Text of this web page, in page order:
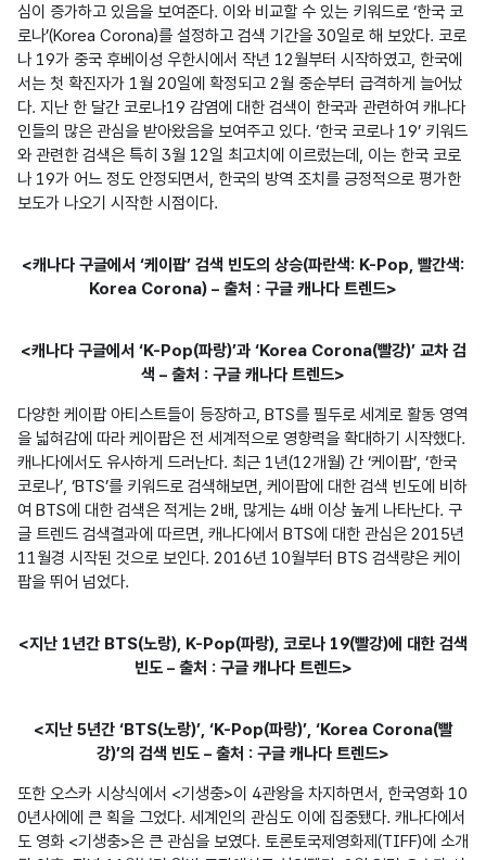
심이 증가하고 있음을 보여준다. 이와 비교할 수 있는 키워드로 ‘한국 코
로나’(Korea Corona)를 설정하고 검색 기간을 30일로 해 보았다. 코로
나 19가 중국 후베이성 우한시에서 작년 12월부터 시작하였고, 한국에
서는 첫 확진자가 1월 20일에 확정되고 2월 중순부터 급격하게 늘어났
다. 지난 한 달간 코로나19 감염에 대한 검색이 한국과 관련하여 캐나다
인들의 많은 관심을 받아왔음을 보여주고 있다. ‘한국 코로나 19’ 키워드
와 관련한 검색은 특히 3월 12일 최고치에 이르렀는데, 이는 한국 코로
나 19가 어느 정도 안정되면서, 한국의 방역 조치를 긍정적으로 평가한
보도가 나오기 시작한 시점이다.
<캐나다 구글에서 ‘케이팝’ 검색 빈도의 상승(파란색: K-Pop, 빨간색:
Korea Corona) – 출처 : 구글 캐나다 트렌드>
<캐나다 구글에서 ‘K-Pop(파랑)’과 ‘Korea Corona(빨강)’ 교차 검
색 – 출처 : 구글 캐나다 트렌드>
다양한 케이팝 아티스트들이 등장하고, BTS를 필두로 세계로 활동 영역
을 넓혀감에 따라 케이팝은 전 세계적으로 영향력을 확대하기 시작했다.
캐나다에서도 유사하게 드러난다. 최근 1년(12개월) 간 ‘케이팝’, ‘한국
코로나’, ‘BTS’를 키워드로 검색해보면, 케이팝에 대한 검색 빈도에 비하
여 BTS에 대한 검색은 적게는 2배, 많게는 4배 이상 높게 나타난다. 구
글 트렌드 검색결과에 따르면, 캐나다에서 BTS에 대한 관심은 2015년
11월경 시작된 것으로 보인다. 2016년 10월부터 BTS 검색량은 케이
팝을 뛰어 넘었다.
<지난 1년간 BTS(노랑), K-Pop(파랑), 코로나 19(빨강)에 대한 검색
빈도 – 출처 : 구글 캐나다 트렌드>
<지난 5년간 ‘BTS(노랑)’, ‘K-Pop(파랑)’, ‘Korea Corona(빨
강)’의 검색 빈도 – 출처 : 구글 캐나다 트렌드>
또한 오스카 시상식에서 <기생충>이 4관왕을 차지하면서, 한국영화 10
0년사에에 큰 획을 그었다. 세계인의 관심도 이에 집중됐다. 캐나다에서
도 영화 <기생충>은 큰 관심을 보였다. 토론토국제영화제(TIFF)에 소개